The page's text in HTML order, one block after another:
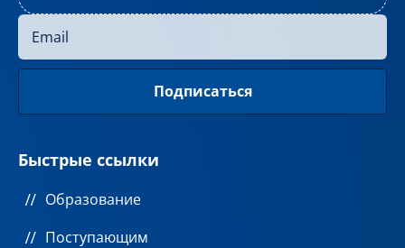
Быстрые ссылки
Образование
Поступающим